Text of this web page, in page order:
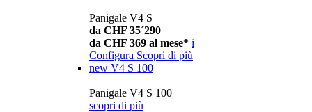
Panigale V4 S
da CHF 35´290
da CHF 369 al mese* i
Configura Scopri di più
new V4 S 100
Panigale V4 S 100
scopri di più